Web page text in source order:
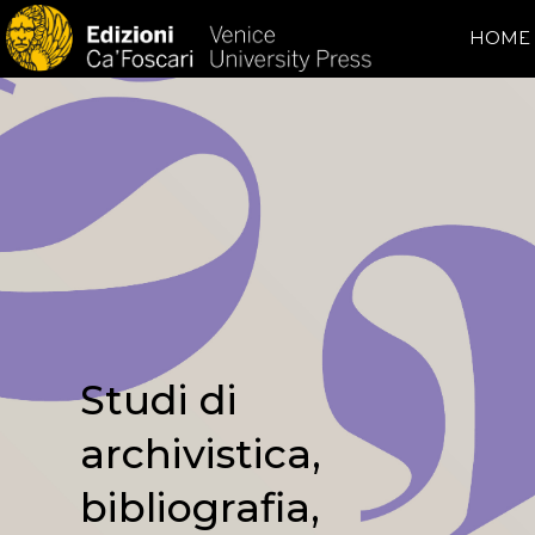
HOME
Studi di
archivistica,
bibliografia,